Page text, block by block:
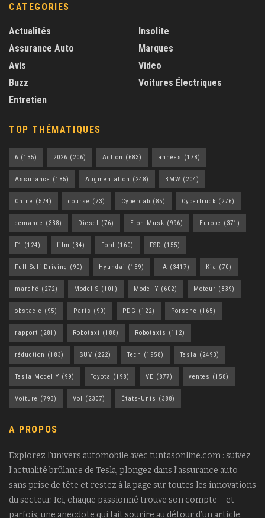
CATEGORIES
Actualités
Assurance Auto
Avis
Buzz
Entretien
Insolite
Marques
Video
Voitures Électriques
TOP THÉMATIQUES
6 (135) 2026 (206) Action (683) années (178)
Assurance (185) Augmentation (248) BMW (204)
Chine (524) course (73) Cybercab (85) Cybertruck (276)
demande (338) Diesel (76) Elon Musk (996) Europe (371)
F1 (124) film (84) Ford (160) FSD (155)
Full Self-Driving (90) Hyundai (159) IA (3417) Kia (70)
marché (272) Model S (101) Model Y (602) Moteur (839)
obstacle (95) Paris (90) PDG (122) Porsche (165)
rapport (281) Robotaxi (188) Robotaxis (112)
réduction (183) SUV (222) Tech (1958) Tesla (2493)
Tesla Model Y (99) Toyota (198) VE (877) ventes (158)
Voiture (793) Vol (2307) États-Unis (388)
A PROPOS
Explorez l’univers automobile avec tuntasonline.com : suivez
l’actualité brûlante de Tesla, plongez dans l’assurance auto
sans prise de tête et restez à la page sur toutes les innovations
du secteur. Ici, chaque passionné trouve son compte – et
parfois, une anecdote qui fait sourire au détour d’un article.